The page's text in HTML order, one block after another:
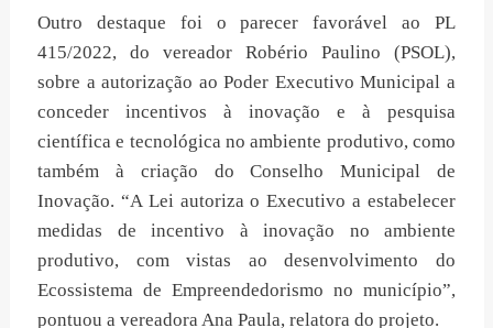
Outro destaque foi o parecer favorável ao PL
415/2022, do vereador Robério Paulino (PSOL),
sobre a autorização ao Poder Executivo Municipal a
conceder incentivos à inovação e à pesquisa
científica e tecnológica no ambiente produtivo, como
também à criação do Conselho Municipal de
Inovação. “A Lei autoriza o Executivo a estabelecer
medidas de incentivo à inovação no ambiente
produtivo, com vistas ao desenvolvimento do
Ecossistema de Empreendedorismo no município”,
pontuou a vereadora Ana Paula, relatora do projeto.